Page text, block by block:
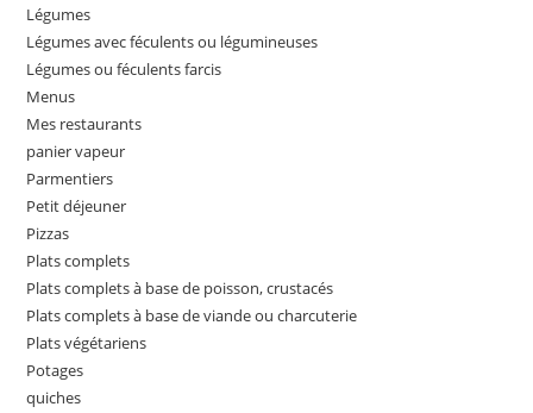
Légumes
Légumes avec féculents ou légumineuses
Légumes ou féculents farcis
Menus
Mes restaurants
panier vapeur
Parmentiers
Petit déjeuner
Pizzas
Plats complets
Plats complets à base de poisson, crustacés
Plats complets à base de viande ou charcuterie
Plats végétariens
Potages
quiches